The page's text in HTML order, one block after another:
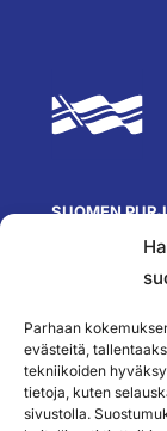
Parhaan
evästeitä,
tekniikoiden
tietoja, kuten
sivustolla.
SUOMEN
Olympiastadion
Paavo Nurmen
toimisto@spv.fi
Yhteystiedot
SEURAA